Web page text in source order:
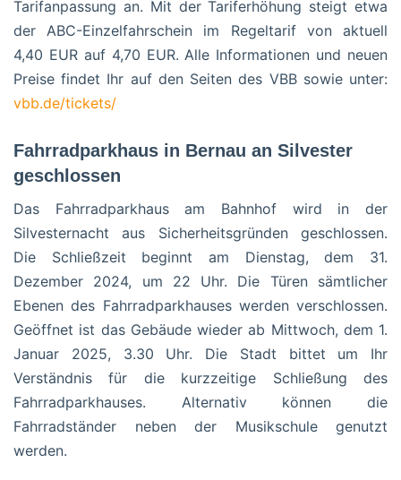
Tarifanpassung an. Mit der Tariferhöhung steigt etwa
der ABC-Einzelfahrschein im Regeltarif von aktuell
4,40 EUR auf 4,70 EUR. Alle Informationen und neuen
Preise findet Ihr auf den Seiten des VBB sowie unter:
vbb.de/tickets/
Fahrradparkhaus in Bernau an Silvester
geschlossen
Das Fahrradparkhaus am Bahnhof wird in der
Silvesternacht aus Sicherheitsgründen geschlossen.
Die Schließzeit beginnt am Dienstag, dem 31.
Dezember 2024, um 22 Uhr. Die Türen sämtlicher
Ebenen des Fahrradparkhauses werden verschlossen.
Geöffnet ist das Gebäude wieder ab Mittwoch, dem 1.
Januar 2025, 3.30 Uhr. Die Stadt bittet um Ihr
Verständnis für die kurzzeitige Schließung des
Fahrradparkhauses. Alternativ können die
Fahrradständer neben der Musikschule genutzt
werden.